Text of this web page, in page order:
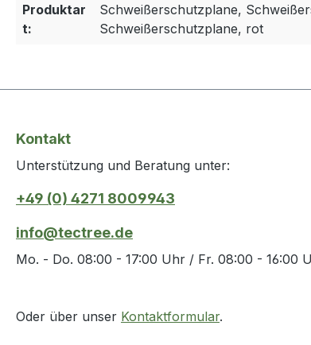
Produktar
t:
Schweißerschutzplane,
Schweißerschutzplane, rot
Kontakt
Unterstützung und Beratung unter:
+49 (0) 4271 8009943
info@tectree.de
Mo. - Do. 08:00 - 17:00 Uhr / Fr. 08:00 - 16:00
Oder über unser Kontaktformular.